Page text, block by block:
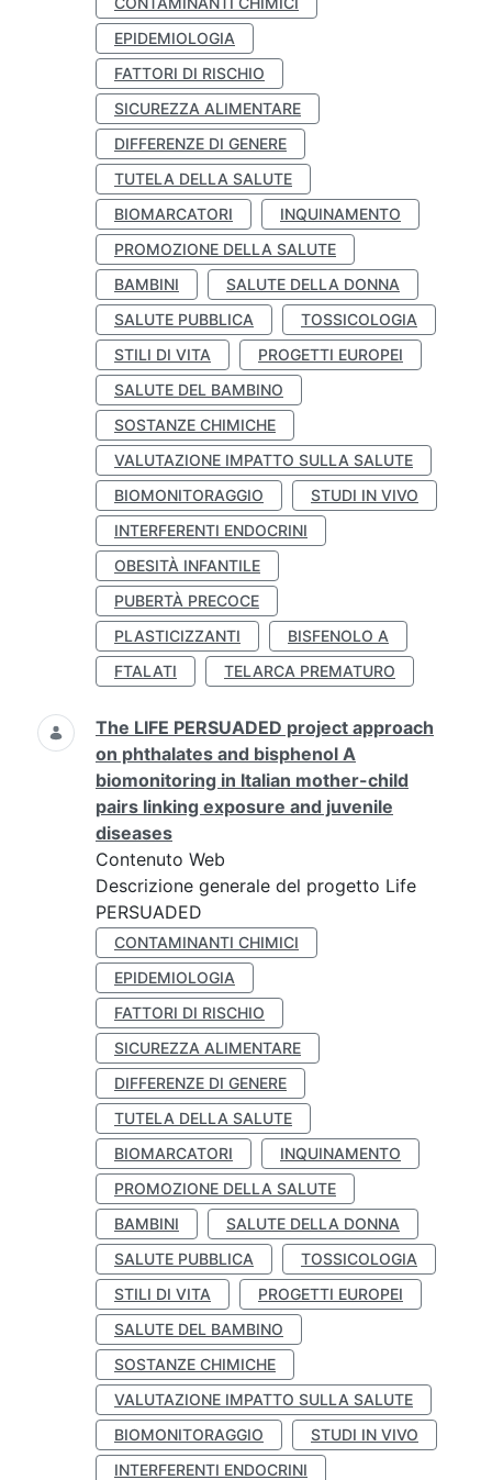
EPIDEMIOLOGIA
FATTORI DI RISCHIO
SICUREZZA ALIMENTARE
DIFFERENZE DI GENERE
TUTELA DELLA SALUTE
BIOMARCATORI
INQUINAMENTO
PROMOZIONE DELLA SALUTE
BAMBINI
SALUTE DELLA DONNA
SALUTE PUBBLICA
TOSSICOLOGIA
STILI DI VITA
PROGETTI EUROPEI
SALUTE DEL BAMBINO
SOSTANZE CHIMICHE
VALUTAZIONE IMPATTO SULLA SALUTE
BIOMONITORAGGIO
STUDI IN VIVO
INTERFERENTI ENDOCRINI
OBESITÀ INFANTILE
PUBERTÀ PRECOCE
PLASTICIZZANTI
BISFENOLO A
FTALATI
TELARCA PREMATURO
The LIFE PERSUADED project approach
on phthalates and bisphenol A
biomonitoring in Italian mother-child
pairs linking exposure and juvenile
diseases
Contenuto Web
Descrizione generale del progetto Life
PERSUADED
CONTAMINANTI CHIMICI
EPIDEMIOLOGIA
FATTORI DI RISCHIO
SICUREZZA ALIMENTARE
DIFFERENZE DI GENERE
TUTELA DELLA SALUTE
BIOMARCATORI
INQUINAMENTO
PROMOZIONE DELLA SALUTE
BAMBINI
SALUTE DELLA DONNA
SALUTE PUBBLICA
TOSSICOLOGIA
STILI DI VITA
PROGETTI EUROPEI
SALUTE DEL BAMBINO
SOSTANZE CHIMICHE
VALUTAZIONE IMPATTO SULLA SALUTE
BIOMONITORAGGIO
STUDI IN VIVO
INTERFERENTI ENDOCRINI